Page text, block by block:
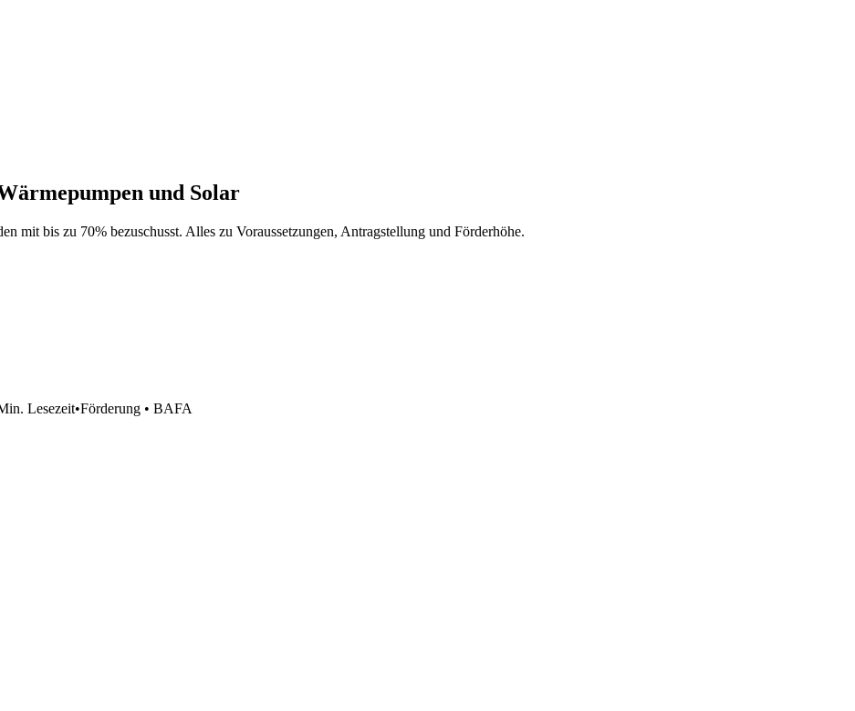
und Solar
mit bis zu 70% bezuschusst. Alles zu Voraussetzungen, Antragstellung und Förderhöhe.
Lesezeit•Förderung • BAFA